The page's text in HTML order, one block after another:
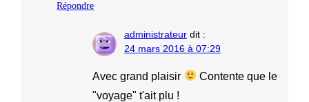
Répondre
administrateur dit :
24 mars 2016 à 07:29
Avec grand plaisir
Contente que le
"voyage" t'ait plu !